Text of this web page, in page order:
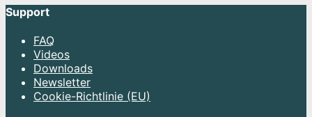
Support
FAQ
Videos
Downloads
Newsletter
Cookie-Richtlinie (EU)